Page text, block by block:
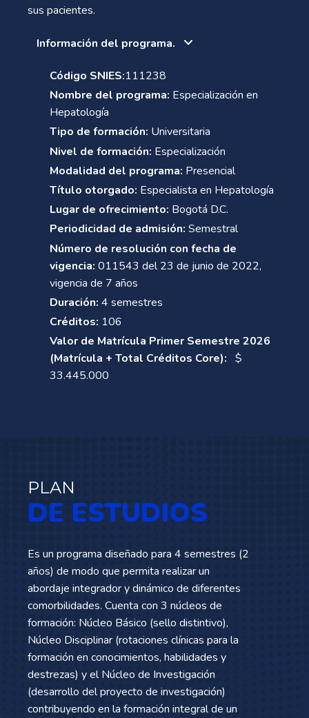
sus pacientes.
Información del programa.
Código SNIES:111238
Nombre del programa: Especialización en
Hepatología
Tipo de formación: Universitaria
Nivel de formación: Especialización
Modalidad del programa: Presencial
Título otorgado: Especialista en Hepatología
Lugar de ofrecimiento: Bogotá D.C.
Periodicidad de admisión: Semestral
Número de resolución con fecha de
vigencia: 011543 del 23 de junio de 2022,
vigencia de 7 años
Duración: 4 semestres
Créditos: 106
Valor de Matrícula Primer Semestre 2026
(Matrícula + Total Créditos Core): $
33.445.000
PLAN
DE ESTUDIOS
Es un programa diseñado para 4 semestres (2
años) de modo que permita realizar un
abordaje integrador y dinámico de diferentes
comorbilidades. Cuenta con 3 núcleos de
formación: Núcleo Básico (sello distintivo),
Núcleo Disciplinar (rotaciones clínicas para la
formación en conocimientos, habilidades y
destrezas) y el Núcleo de Investigación
(desarrollo del proyecto de investigación)
contribuyendo en la formación integral de un